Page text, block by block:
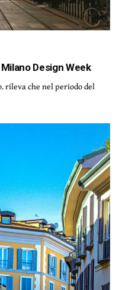
Design Week
rileva che nel periodo del